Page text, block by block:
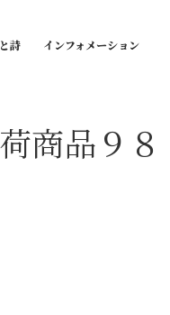
詩 インフォメーション
商品９